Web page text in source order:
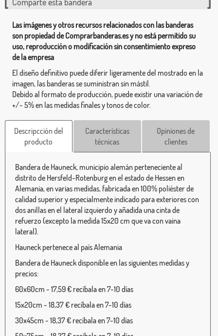
Las imágenes y otros recursos relacionados con las banderas
son propiedad de Comprarbanderas.es y no está permitido su
uso, reproducción o modificación sin consentimiento expreso
de la empresa
El diseño definitivo puede diferir ligeramente del mostrado en la
imagen, las banderas se suministran sin mástil.
Debido al formato de producción, puede existir una variación de
+/- 5% en las medidas finales y tonos de color.
Descripcción del
producto
Características
técnicas
Opiniones de
clientes
Bandera de Hauneck, municipio alemán perteneciente al
distrito de Hersfeld-Rotenburg en el estado de Hessen en
Alemania, en varias medidas, fabricada en 100% poliéster de
calidad superior y especialmente indicado para exteriores con
dos anillas en el lateral izquierdo y añadida una cinta de
refuerzo (excepto la medida 15x20 cm que va con vaina
lateral).
Hauneck pertenece al país Alemania
Bandera de Hauneck disponible en las siguientes medidas y
precios:
60x60cm - 17,59 € recíbala en 7-10 días
15x20cm - 18,37 € recíbala en 7-10 días
30x45cm - 18,37 € recíbala en 7-10 días